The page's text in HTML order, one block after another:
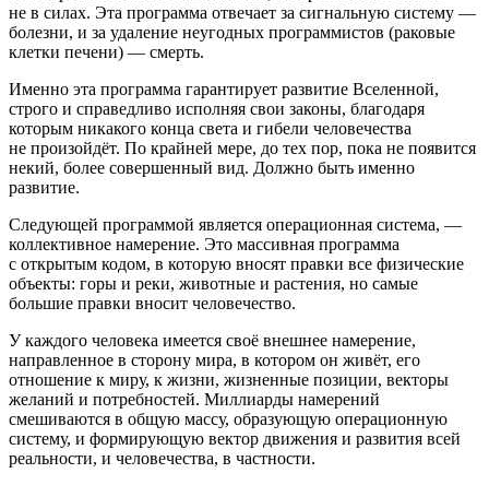
не в силах. Эта программа отвечает за сигнальную систему —
болезни, и за удаление неугодных программистов (раковые
клетки печени) — смерть.
Именно эта программа гарантирует развитие Вселенной,
строго и справедливо исполняя свои законы, благодаря
которым никакого конца света и гибели человечества
не произойдёт. По крайней мере, до тех пор, пока не появится
некий, более совершенный вид. Должно быть именно
развитие.
Следующей программой является операционная система, —
коллективное намерение. Это массивная программа
с открытым кодом, в которую вносят правки все физические
объекты: горы и реки, животные и растения, но самые
большие правки вносит человечество.
У каждого человека имеется своё внешнее намерение,
направленное в сторону мира, в котором он живёт, его
отношение к миру, к жизни, жизненные позиции, векторы
желаний и потребностей. Миллиарды намерений
смешиваются в общую массу, образующую операционную
систему, и формирующую вектор движения и развития всей
реальности, и человечества, в частности.